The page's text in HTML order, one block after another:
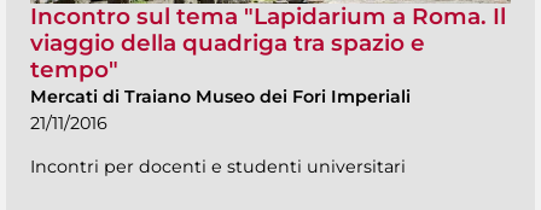
Incontro sul tema "Lapidarium a Roma. Il
viaggio della quadriga tra spazio e
tempo"
Mercati di Traiano Museo dei Fori Imperiali
21/11/2016
Incontri per docenti e studenti universitari